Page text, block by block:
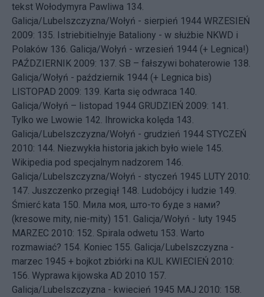
tekst Wołodymyra Pawliwa 134.
Galicja/Lubelszczyzna/Wołyń - sierpień 1944 WRZESIEŃ
2009: 135. Istriebitielnyje Bataliony - w służbie NKWD i
Polaków 136. Galicja/Wołyń - wrzesień 1944 (+ Legnica!)
PAŹDZIERNIK 2009: 137. SB – fałszywi bohaterowie 138.
Galicja/Wołyń - październik 1944 (+ Legnica bis)
LISTOPAD 2009: 139. Karta się odwraca 140.
Galicja/Wołyń – listopad 1944 GRUDZIEŃ 2009: 141.
Tylko we Lwowie 142. Ihrowicka kolęda 143.
Galicja/Lubelszczyzna/Wołyń - grudzień 1944 STYCZEŃ
2010: 144. Niezwykła historia jakich było wiele 145.
Wikipedia pod specjalnym nadzorem 146.
Galicja/Lubelszczyzna/Wołyń - styczeń 1945 LUTY 2010:
147. Juszczenko przegiął 148. Ludobójcy i ludzie 149.
Śmierć kata 150. Мила моя, што-то буде з нами?
(kresowe mity, nie-mity) 151. Galicja/Wołyń - luty 1945
MARZEC 2010: 152. Spirala odwetu 153. Warto
rozmawiać? 154. Koniec 155. Galicja/Lubelszczyzna -
marzec 1945 + bojkot zbiórki na KUL KWIECIEŃ 2010:
156. Wyprawa kijowska AD 2010 157.
Galicja/Lubelszczyzna - kwiecień 1945 MAJ 2010: 158.